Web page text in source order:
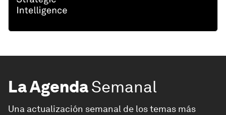
La AgendaSemanal
Una actualización semanal de los temas más